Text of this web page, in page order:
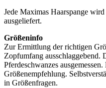
Jede Maximas Haarspange
ausgeliefert.
Größeninfo
Zur Ermittlung der richtigen
Zopfumfang ausschlaggebend.
Pferdeschwanzes
Größenempfehlung.
in Größenfragen.